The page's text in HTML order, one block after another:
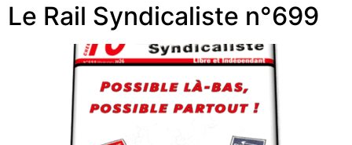
Le Rail Syndicaliste n°699